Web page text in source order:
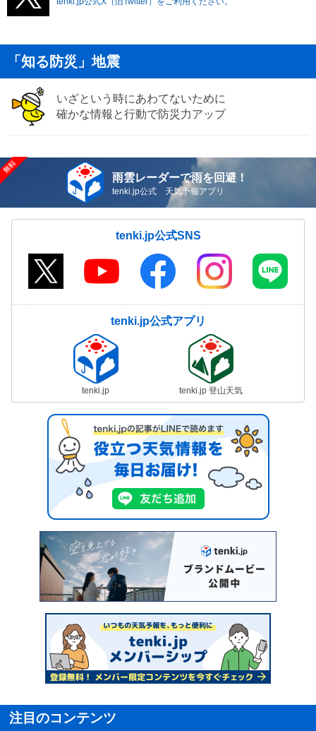
「知る防災」地震
いざという時にあわてないために
確かな情報と行動で防災力アップ
雨雲レーダーで雨を回避！
tenki.jp公式 天気予報アプリ
tenki.jp公式SNS
tenki.jp公式アプリ
tenki.jp tenki.jp 登山天気
注目のコンテンツ